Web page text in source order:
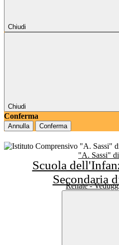
Chiudi
Chiudi
Conferma
Annulla Conferma
"A. Sassi"
Scuola
Secondaria
Renate -